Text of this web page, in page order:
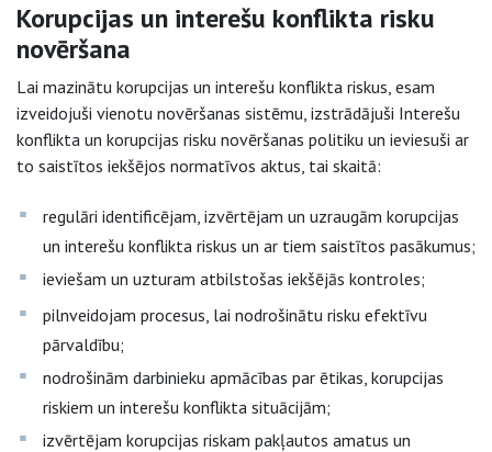
Korupcijas un interešu konflikta risku
novēršana
Lai mazinātu korupcijas un interešu konflikta riskus, esam
izveidojuši vienotu novēršanas sistēmu, izstrādājuši Interešu
konflikta un korupcijas risku novēršanas politiku un ieviesuši ar
to saistītos iekšējos normatīvos aktus, tai skaitā:
regulāri identificējam, izvērtējam un uzraugām korupcijas
un interešu konflikta riskus un ar tiem saistītos pasākumus;
ieviešam un uzturam atbilstošas iekšējās kontroles;
pilnveidojam procesus, lai nodrošinātu risku efektīvu
pārvaldību;
nodrošinām darbinieku apmācības par ētikas, korupcijas
riskiem un interešu konflikta situācijām;
izvērtējam korupcijas riskam pakļautos amatus un